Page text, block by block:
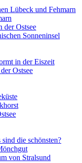
Lübeck und Fehmarn
der Ostsee
Sonneninsel
in der Eiszeit
Ostsee
die schönsten?
von Stralsund